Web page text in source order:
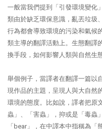
一般當我們提到「引發環境變化
類由於缺乏環保意識，亂丟垃圾
行為都會導致環境的污染和氣候
類主導的翻譯活動上。生態翻譯
換手段，如何影響人類與自然生
舉個例子，當譯者在翻譯一篇以
現作品的主題，呈現人與大自然
環境的態度。比如說，譯者把原
蟲」、「害蟲」，抑或是「毒蟲
「bear」，在中譯本中指稱為